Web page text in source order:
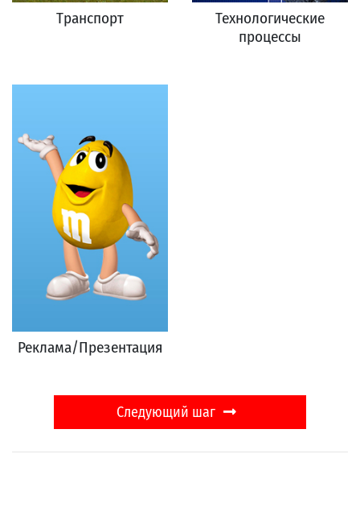
Транспорт
Технологические
процессы
Реклама/Презентация
Следующий шаг